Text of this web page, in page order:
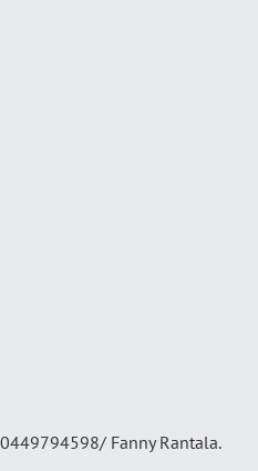
Fanny Rantala.